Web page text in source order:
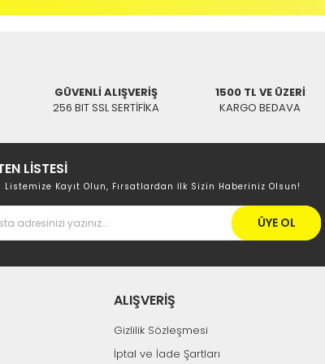
GÜVENLİ ALIŞVERİŞ
256 BIT SSL SERTİFİKA
1500 TL VE ÜZERİ
KARGO BEDAVA
LİSTESİ
Listemize Kayıt Olun, Fırsatlardan İlk Sizin Haberiniz Olsun!
ÜYE OL
ALIŞVERİŞ
Gizlilik Sözleşmesi
İptal ve İade Şartları